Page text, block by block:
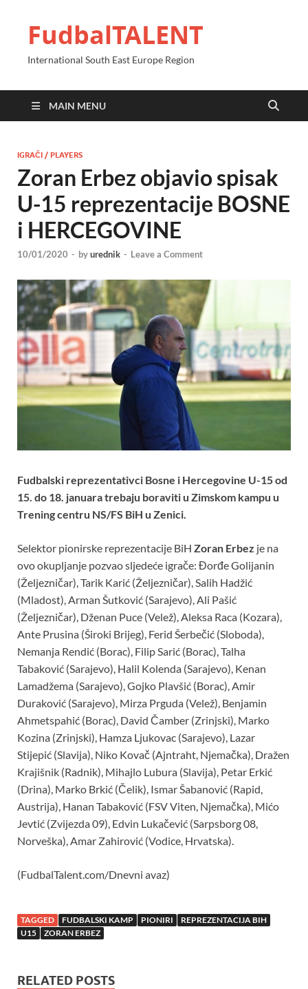
FudbalTALENT
International South East Europe Region
MAIN MENU
IGRAČI / PLAYERS
Zoran Erbez objavio spisak
U-15 reprezentacije BOSNE
i HERCEGOVINE
10/01/2020 - byurednik - Leave a Comment
Fudbalski reprezentativci Bosne i Hercegovine U-15 od
15. do 18. januara trebaju boraviti u Zimskom kampu u
Trening centru NS/FS BiH u Zenici.
Selektor pionirske reprezentacije BiH Zoran Erbez je na
ovo okupljanje pozvao sljedeće igrače: Đorđe Golijanin
(Željezničar), Tarik Karić (Željezničar), Salih Hadžić
(Mladost), Arman Šutković (Sarajevo), Ali Pašić
(Željezničar), Dženan Puce (Velež), Aleksa Raca (Kozara),
Ante Prusina (Široki Brijeg), Ferid Šerbečić (Sloboda),
Nemanja Rendić (Borac), Filip Sarić (Borac), Talha
Tabaković (Sarajevo), Halil Kolenda (Sarajevo), Kenan
Lamadžema (Sarajevo), Gojko Plavšić (Borac), Amir
Duraković (Sarajevo), Mirza Prguda (Velež), Benjamin
Ahmetspahić (Borac), David Čamber (Zrinjski), Marko
Kozina (Zrinjski), Hamza Ljukovac (Sarajevo), Lazar
Stijepić (Slavija), Niko Kovač (Ajntraht, Njemačka), Dražen
Krajišnik (Radnik), Mihajlo Lubura (Slavija), Petar Erkić
(Drina), Marko Brkić (Čelik), Ismar Šabanović (Rapid,
Austrija), Hanan Tabaković (FSV Viten, Njemačka), Mićo
Jevtić (Zvijezda 09), Edvin Lukačević (Sarpsborg 08,
Norveška), Amar Zahirović (Vodice, Hrvatska).
(FudbalTalent.com/Dnevni avaz)
TAGGED FUDBALSKI KAMP PIONIRI
REPREZENTACIJA BIH
U15
ZORAN ERBEZ
RELATED POSTS